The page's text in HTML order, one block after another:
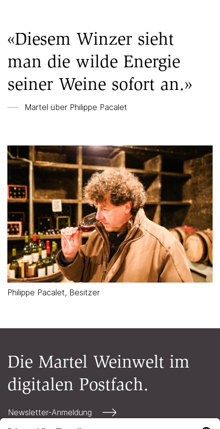
«Diesem Winzer sieht
man die wilde Energie
seiner Weine sofort an.»
Martel über Philippe Pacalet
Philippe Pacalet, Besitzer
Die Martel Weinwelt im
digitalen Postfach.
Newsletter-Anmeldung